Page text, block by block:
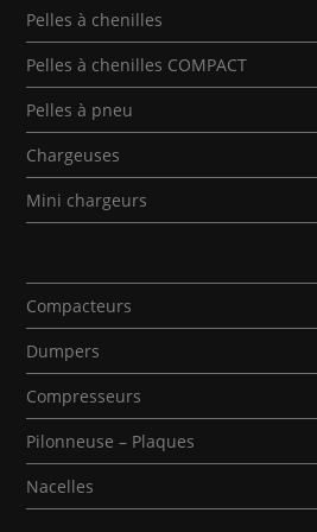
Pelles à chenilles
Pelles à chenilles COMPACT
Pelles à pneu
Chargeuses
Mini chargeurs
Compacteurs
Dumpers
Compresseurs
Pilonneuse – Plaques
Nacelles